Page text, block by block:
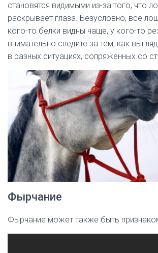
становятся видимыми из-за того, что
раскрывает глаза. Безусловно, все
кого-то белки видны чаще, у кого-то
внимательно следите за тем, как
в разных ситуациях, сопряженных со
Фырчание
Фырчание может также быть